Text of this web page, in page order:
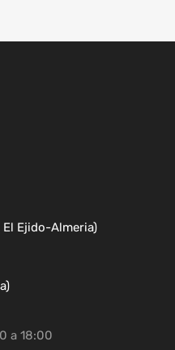
El Ejido-Almeria)
a 18:00